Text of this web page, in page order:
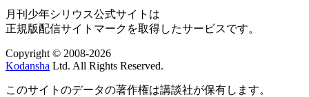
月刊少年シリウス公式サイトは
正規版配信サイトマークを取得したサービスです。
Copyright © 2008-2026
Kodansha Ltd. All Rights Reserved.
このサイトのデータの著作権は講談社が保有します。